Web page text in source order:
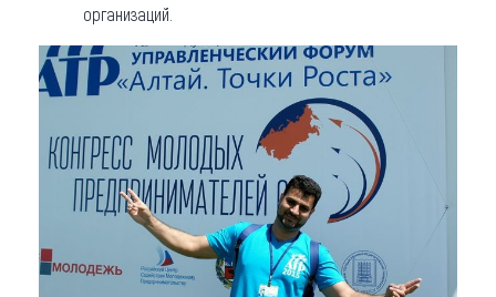
организаций.